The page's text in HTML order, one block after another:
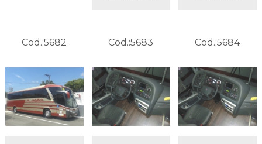
Cod.:5682 Cod.:5683 Cod.:5684